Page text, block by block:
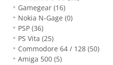
Gamegear(16)
Nokia N-Gage(0)
PSP(36)
PS Vita(25)
Commodore 64 / 128(50)
Amiga 500(5)